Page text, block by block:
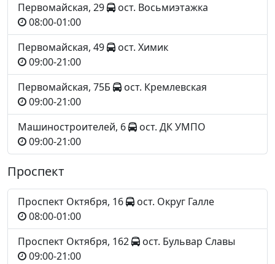
Первомайская, 29
ост. Восьмиэтажка
08:00-01:00
Первомайская, 49
ост. Химик
09:00-21:00
Первомайская, 75Б
ост. Кремлевская
09:00-21:00
Машиностроителей, 6
ост. ДК УМПО
09:00-21:00
Проспект
Проспект Октября, 16
ост. Округ Галле
08:00-01:00
Проспект Октября, 162
ост. Бульвар Славы
09:00-21:00